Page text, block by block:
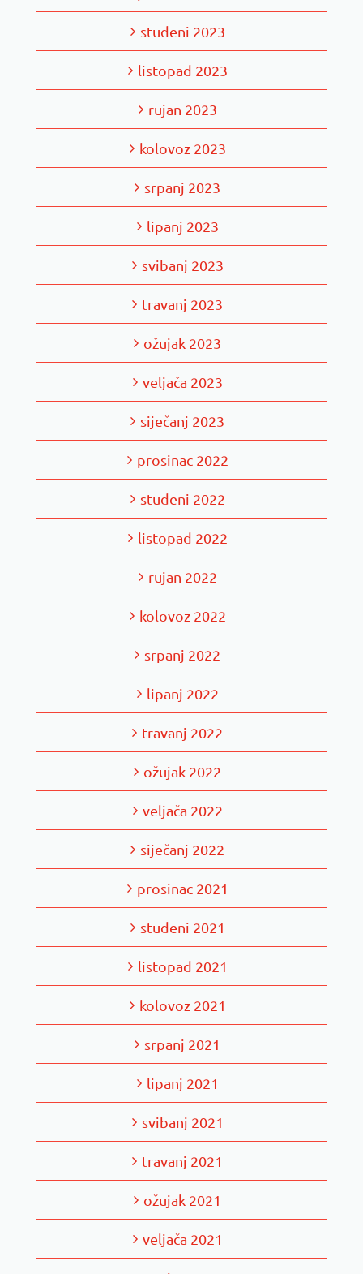
studeni 2023
listopad 2023
rujan 2023
kolovoz 2023
srpanj 2023
lipanj 2023
svibanj 2023
travanj 2023
ožujak 2023
veljača 2023
siječanj 2023
prosinac 2022
studeni 2022
listopad 2022
rujan 2022
kolovoz 2022
srpanj 2022
lipanj 2022
travanj 2022
ožujak 2022
veljača 2022
siječanj 2022
prosinac 2021
studeni 2021
listopad 2021
kolovoz 2021
srpanj 2021
lipanj 2021
svibanj 2021
travanj 2021
ožujak 2021
veljača 2021